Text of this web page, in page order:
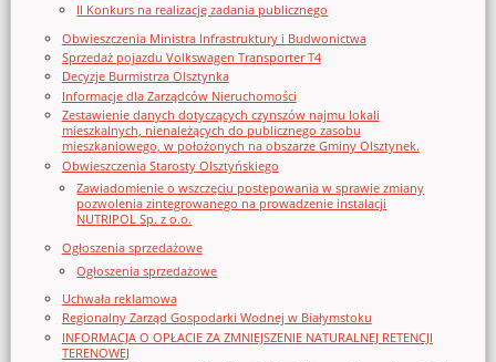
II Konkurs na realizację zadania publicznego
Obwieszczenia Ministra Infrastruktury i Budwonictwa
Sprzedaż pojazdu Volkswagen Transporter T4
Decyzje Burmistrza Olsztynka
Informacje dla Zarządców Nieruchomości
Zestawienie danych dotyczących czynszów najmu lokali
mieszkalnych, nienależących do publicznego zasobu
mieszkaniowego, w położonych na obszarze Gminy Olsztynek.
Obwieszczenia Starosty Olsztyńskiego
Zawiadomienie o wszczęciu postępowania w sprawie zmiany
pozwolenia zintegrowanego na prowadzenie instalacji
NUTRIPOL Sp. z o.o.
Ogłoszenia sprzedażowe
Ogłoszenia sprzedażowe
Uchwała reklamowa
Regionalny Zarząd Gospodarki Wodnej w Białymstoku
INFORMACJA O OPŁACIE ZA ZMNIEJSZENIE NATURALNEJ RETENCJI
TERENOWEJ